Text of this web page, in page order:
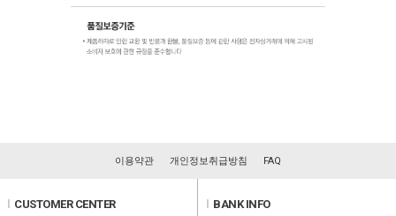
이용약관 개인정보취급방침 FAQ
l CUSTOMER CENTER l BANK INFO